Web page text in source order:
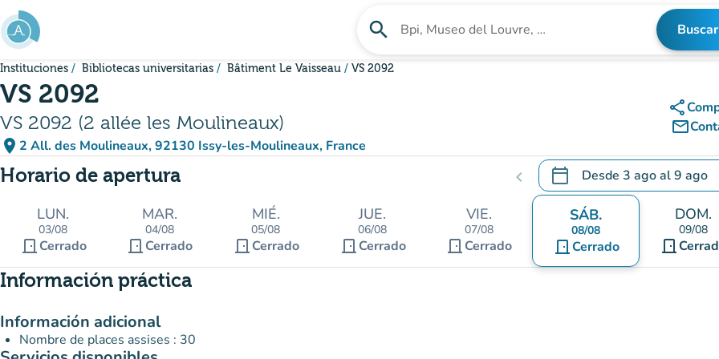
Ir al contenido principal
search Buscar un establecimiento Buscar
Instituciones Bibliotecas universitarias Bâtiment Le Vaisseau VS 2092
VS 2092
VS 2092 (2 allée les Moulineaux)
place 2 All. des Moulineaux, 92130 Issy-les-Moulineaux, France
(abrir en Google Maps)
(nueva pestaña)
share
mail_outline
Horario de apertura chevron_left calendar_today Desde 3 agoal9 ago
.Abra el calendario para
LUN.
03/08
door_front Cerrado
MAR.
04/08
door_front Cerrado
MIÉ.
05/08
door_front Cerrado
JUE.
06/08
door_front Cerrado
VIE.
07/08
door_front Cerrado
SÁB.
08/08
door_front Cerrado
DOM.
09/08
door_front
Información práctica
Información adicional
Nombre de places assises : 30